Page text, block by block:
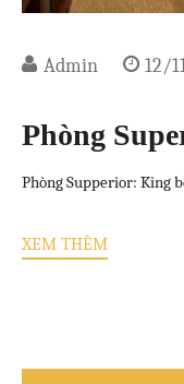
Admin 12/
Phòng
Phòng Supperior: King
XEM THÊM